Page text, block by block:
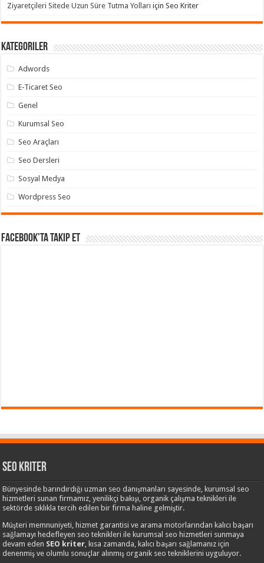
Ziyaretçileri Sitede Uzun Süre Tutma Yolları içinSeo Kriter
Kategoriler
Adwords
E-Ticaret Seo
Genel
Kurumsal Seo
Seo Araçları
Seo Dersleri
Sosyal Medya
Wordpress Seo
Facebook’ta takip et
Seo Kriter
Bünyesinde barındırdığı uzman seo danışmanları sayesinde, kurumsal seo
hizmetleri sunan firmamız, yenilikçi bakışı, organik çalışma teknikleri ile
sektörde sıklıkla tercih edilen bir firma haline gelmiştir.
Müşteri memnuniyeti, hizmet garantisi ve arama motorlarından kalıcı başarı
sağlamayı hedefleyen seo teknikleri ile kurumsal seo hizmetleri sunmaya
devam eden SEO kriter , kısa zamanda, kalıcı başarı sağlamanız için
denenmiş ve olumlu sonuçlar alınmış organik seo tekniklerini uyguluyor.